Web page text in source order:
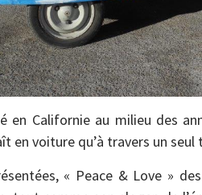
en Californie au milieu des
en voiture qu’à travers un seul
« Peace & Love »